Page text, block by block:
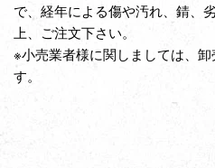
で、経年による傷や汚れ、錆、
上、ご注文下さい。
※小売業者様に関しましては、
す。